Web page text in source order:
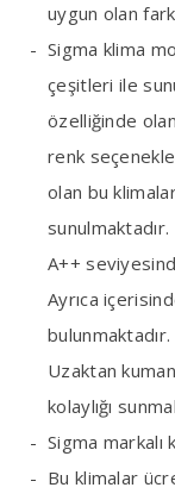
uygun olan
Sigma klima
çeşitleri ile
özelliğinde
renk
olan bu
A++
Ayrıca
Uzaktan
kolaylığı
Sigma markalı
Bu klimalar